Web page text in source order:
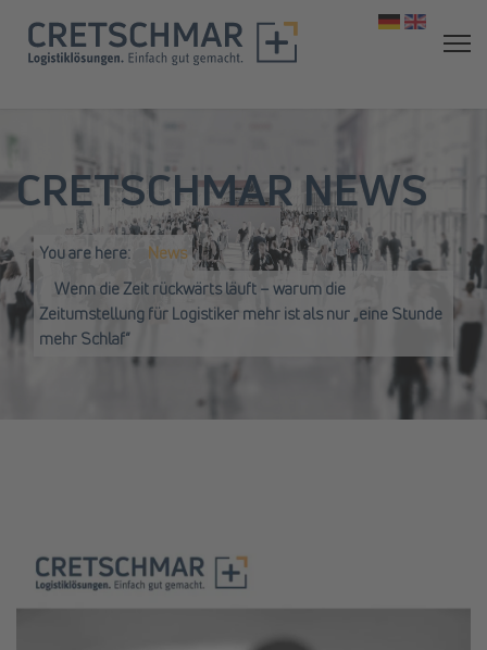
CRETSCHMAR NEWS
You are here:
News
Wenn die Zeit rückwärts läuft – warum die
Zeitumstellung für Logistiker mehr ist als nur „eine Stunde
mehr Schlaf“
Select your